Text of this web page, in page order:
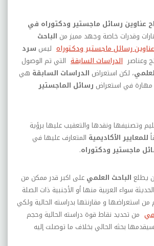
عناوين رسائل ماجستير ودكتوراه في
وقدرات خاصة وجهد مميز من الباحث
عناوين رسائل ماجستير ودكتوراه ليس سرد
وعناصر الدراسات السابقة التي تم الوصول
، لكن استعراض الدراسات السابقة هي
مهارة في استعراض رسائل الماجستير
وتصنيفها ونقدها والتعقيب عليها برؤية
للمعايير الأكاديمية المتعارف عليها في
ماجستير ودكتوراه.
يطلع الباحث العلمي على اكبر قدر ممكن من
الحديثة سواء العربية منها أو الأجنبية ذات الصلة
استعراضها و مقارنتها بدراسته الحالية ولكي
من تحديد نقاط قوة دراسته الحالية وحجم
بحثه الحالي بخلاف ما توصلت إليه